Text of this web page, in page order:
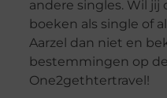
andere singles. Wil jij
boeken als single of
Aarzel dan niet en
bestemmingen op
One2gethtertravel!